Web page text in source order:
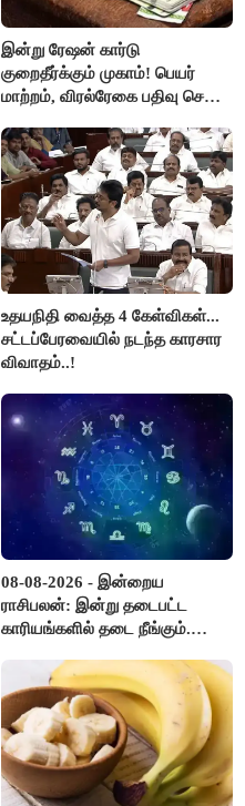
இன்று ரேஷன் கார்டு
குறைதீர்க்கும் முகாம்! பெயர்
மாற்றம், விரல்ரேகை பதிவு செய்ய
உதயநிதி வைத்த 4 கேள்விகள்...
சட்டப்பேரவையில் நடந்த காரசார
விவாதம்..!
08-08-2026 - இன்றைய
ராசிபலன்: இன்று தடைபட்ட
காரியங்களில் தடை நீங்கும்.
இருக்கும். ஆன்மீக எண்ணம்
அதிகரிக்கும்..!